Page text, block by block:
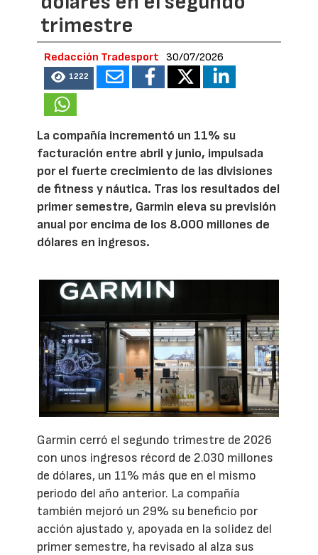
trimestre
Redacción Tradesport 30/07/2026
1222
La compañía incrementó un 11% su
facturación entre abril y junio, impulsada
por el fuerte crecimiento de las divisiones
de fitness y náutica. Tras los resultados del
primer semestre, Garmin eleva su previsión
anual por encima de los 8.000 millones de
dólares en ingresos.
Garmin cerró el segundo trimestre de 2026
con unos ingresos récord de 2.030 millones
de dólares, un 11% más que en el mismo
periodo del año anterior. La compañía
también mejoró un 29% su beneficio por
acción ajustado y, apoyada en la solidez del
primer semestre, ha revisado al alza sus